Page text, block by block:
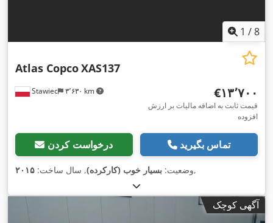
1 /8
Stawiec ۳٬۶۳۰ km
Atlas CopcoXAS137
‎€۱۳٬۷۰۰
قیمت ثابت به اضافه مالیات بر ارزش
افزوده
درخواست کردن تماس بگیرید
وضعیت: بسیار خوب (کارکرده), سال ساخت: ۲۰۱۵ ,
آگهی کوچک